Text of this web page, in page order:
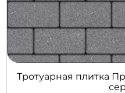
Тротуарная плитка